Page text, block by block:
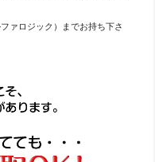
ァロジック）までお持ち下さ